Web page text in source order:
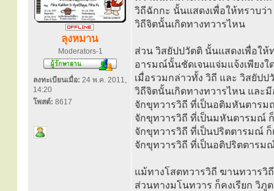
ลุงหมาน
Moderators-1
ลงทะเบียนเมื่อ: 24 พ.ค. 2011,
14:20
โพสต์: 8617
วิถีฉักกะ นั้นแสดงเพื่อให้ทราบว่
วิถีจิตนั้นเกิดทางทวารไหน
ส่วน วิสยัปปวัตติ นั้นแสดงเพื่อให้
อารมณ์นั้นชัดเจนแจ่มแจ้งเพียงใ
เมื่อรวมกล่าวทั้ง วิถี และ วิสยัป
วิถีจิตนั้นเกิดทางทวารไหน และ
จักขุทวารวิถี ที่เป็นอติมหันตาร
จักขุทวารวิถี ที่เป็นมหันตารมณ์
จักขุทวารวิถี ที่เป็นปริตตารมณ์
จักขุทวารวิถี ที่เป็นอติปริตตารม
แม้ทางโสตทวารวิถี ฆานทวารวิ
ส่วนทางมโนทวาร ก็คงเรียก วิ